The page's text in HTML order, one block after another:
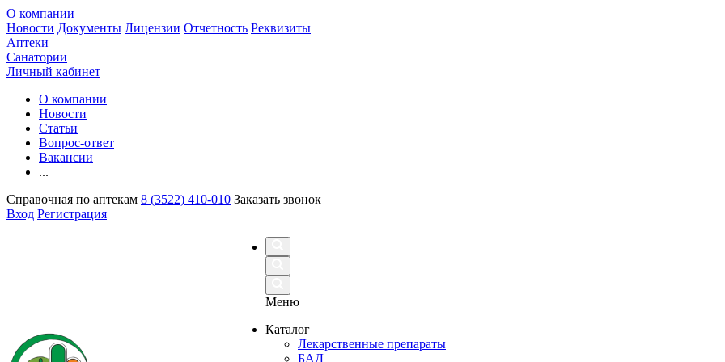
О компании
Новости Документы Лицензии Отчетность Реквизиты
Аптеки
Санатории
Личный кабинет
О компании
Новости
Статьи
Вопрос-ответ
Вакансии
...
Справочная по аптекам 8 (3522) 410-010 Заказать звонок
Вход Регистрация
Меню
Каталог
Лекарственные препараты
БАД